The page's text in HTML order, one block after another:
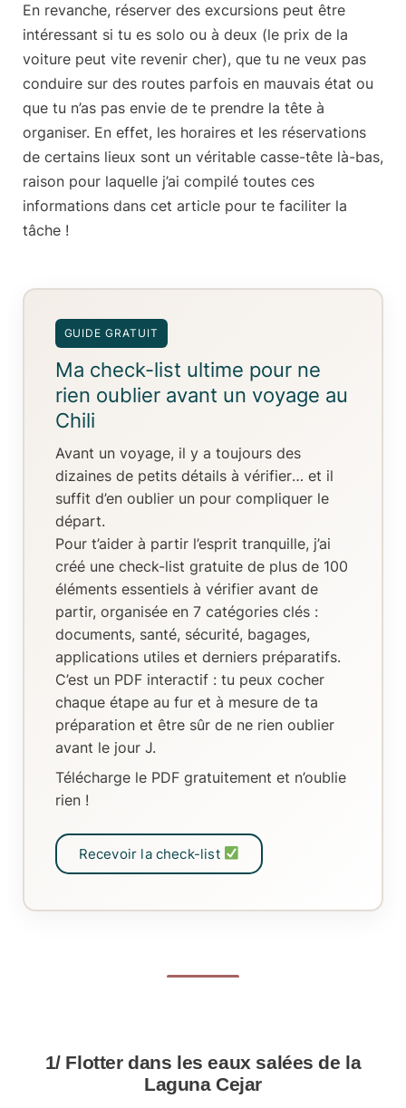
En revanche, réserver des excursions peut être
intéressant si tu es solo ou à deux (le prix de la
voiture peut vite revenir cher), que tu ne veux pas
conduire sur des routes parfois en mauvais état ou
que tu n’as pas envie de te prendre la tête à
organiser. En effet, les horaires et les réservations
de certains lieux sont un véritable casse-tête là-bas,
raison pour laquelle j’ai compilé toutes ces
informations dans cet article pour te faciliter la
tâche !
GUIDE GRATUIT
Ma check-list ultime pour ne
rien oublier avant un voyage au
Chili
Avant un voyage, il y a toujours des
dizaines de petits détails à vérifier… et il
suffit d’en oublier un pour compliquer le
départ.
Pour t’aider à partir l’esprit tranquille, j’ai
créé une check-list gratuite de plus de 100
éléments essentielsà vérifier avant de
partir, organisée en 7 catégories clés:
documents, santé, sécurité, bagages,
applications utiles et derniers préparatifs.
C’est un PDF interactif: tu peux cocher
chaque étape au fur et à mesure de ta
préparationet être sûr de ne rien oublier
avant le jour J.
Télécharge le PDF gratuitement et n’oublie
rien !
Recevoir la check-list
1/ Flotter dans les eaux salées de la
Laguna Cejar